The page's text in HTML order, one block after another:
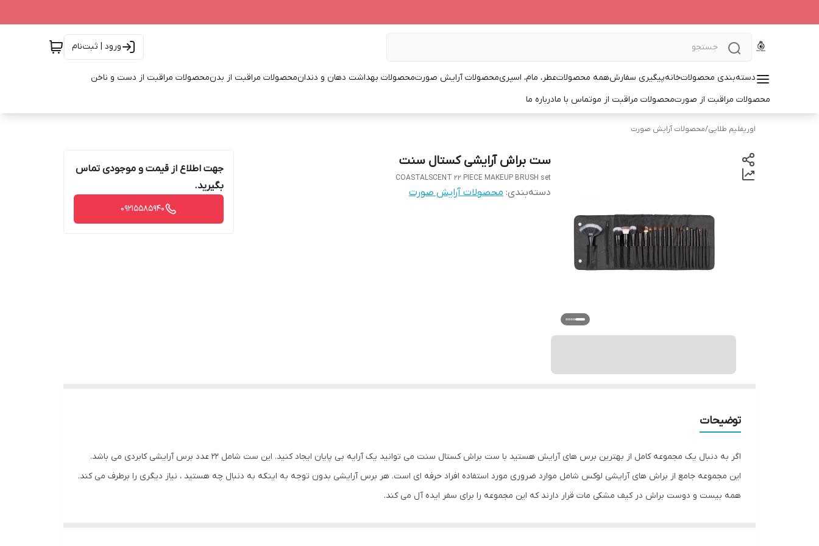
ورود | ثبت‌نام
دسته‌بندی محصولاتخانهپیگیری سفارشهمه محصولاتعطر، مام، اسپریمحصولات آرایش صورتمحصولات بهداشت دهان و دندانمحصولات مراقبت از بدنمحصولات مراقبت از دست و ناخن
محصولات مراقبت از صورتمحصولات مراقبت از موتماس با مادرباره ما
اوریفلیم طلایی/محصولات آرایش صورت
ست براش آرایشی کستال سنت
COASTALSCENT 22 PIECE MAKEUP BRUSH set
دسته‌بندی: محصولات آرایش صورت
جهت اطلاع از قیمت و موجودی تماس
بگیرید.
09215585940
توضیحات
اگر به دنبال یک مجموعه کامل از بهترین برس های آرایش هستید با ست براش کستال سنت می توانید یک آرایه بی پایان ایجاد کنید. این ست شامل 22 عدد برس آرایشی کابردی می باشد.
این مجموعه جامع از براش های آرایشی لوکس شامل موارد ضروری مورد استفاده افراد حرفه ای است. هر برس آرایشی بدون توجه به اینکه به دنبال چه هستید ، نیاز دیگری را برطرف می کند.
همه بیست و دوست براش در کیف مشکی مات قرار دارند که این مجموعه را برای سفر ایده آل می کند.